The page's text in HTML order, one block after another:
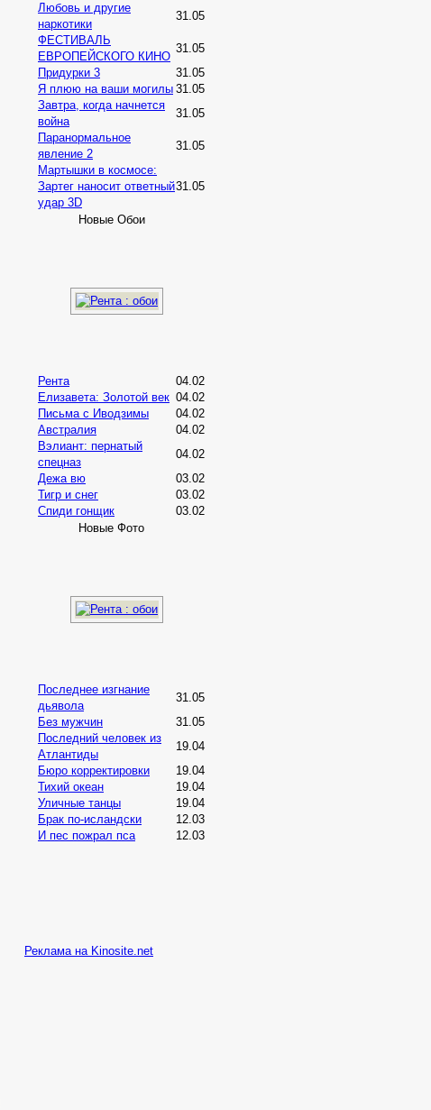
Любовь и другие
наркотики
31.05
ФЕСТИВАЛЬ
ЕВРОПЕЙСКОГО КИНО
31.05
Придурки 3
31.05
Я плюю на ваши могилы 31.05
Завтра, когда начнется
война
31.05
Паранормальное
явление 2
31.05
Мартышки в космосе:
Зартег наносит ответный
удар 3D
31.05
Новые Обои
Рента
04.02
Елизавета: Золотой век 04.02
Письма с Иводзимы
04.02
Австралия
04.02
Вэлиант: пернатый
спецназ
04.02
Дежа вю
03.02
Тигр и снег
03.02
Спиди гонщик
03.02
Новые Фото
Последнее изгнание
дьявола
31.05
Без мужчин
31.05
Последний человек из
Атлантиды
19.04
Бюро корректировки
19.04
Тихий океан
19.04
Уличные танцы
19.04
Брак по-исландски
12.03
И пес пожрал пса
12.03
Реклама на Kinosite.net